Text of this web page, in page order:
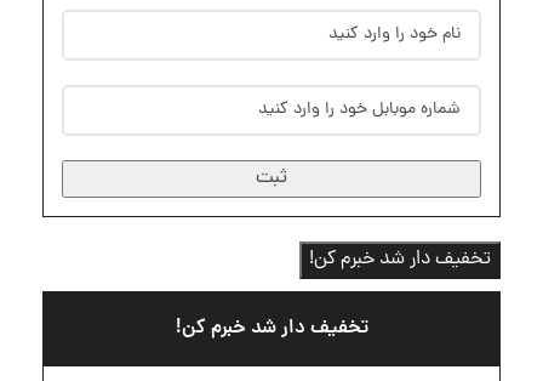
ثبت
تخفیف دار شد خبرم کن!
تخفیف دار شد خبرم کن!